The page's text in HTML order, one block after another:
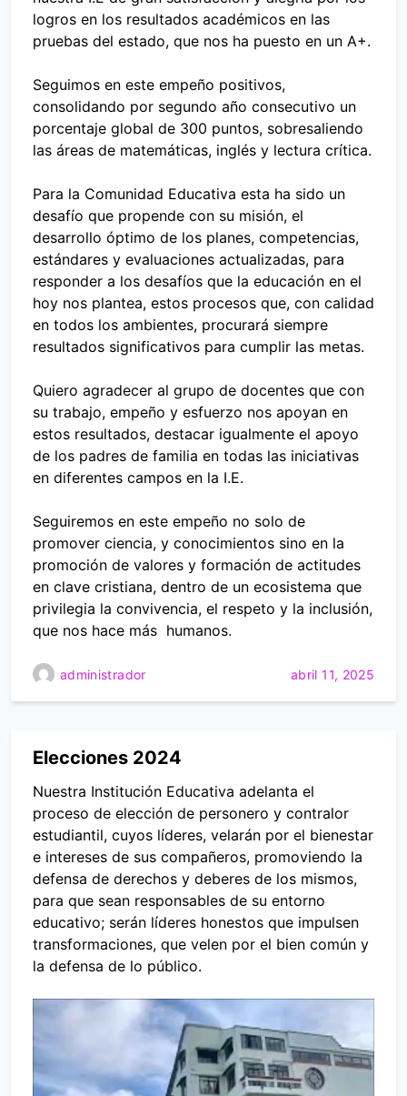
logros en los resultados académicos en las
pruebas del estado, que nos ha puesto en un A+.
Seguimos en este empeño positivos,
consolidando por segundo año consecutivo un
porcentaje global de 300 puntos, sobresaliendo
las áreas de matemáticas, inglés y lectura crítica.
Para la Comunidad Educativa esta ha sido un
desafío que propende con su misión, el
desarrollo óptimo de los planes, competencias,
estándares y evaluaciones actualizadas, para
responder a los desafíos que la educación en el
hoy nos plantea, estos procesos que, con calidad
en todos los ambientes, procurará siempre
resultados significativos para cumplir las metas.
Quiero agradecer al grupo de docentes que con
su trabajo, empeño y esfuerzo nos apoyan en
estos resultados, destacar igualmente el apoyo
de los padres de familia en todas las iniciativas
en diferentes campos en la I.E.
Seguiremos en este empeño no solo de
promover ciencia, y conocimientos sino en la
promoción de valores y formación de actitudes
en clave cristiana, dentro de un ecosistema que
privilegia la convivencia, el respeto y la inclusión,
que nos hace más humanos.
administrador abril 11, 2025
Elecciones 2024
Nuestra Institución Educativa adelanta el
proceso de elección de personero y contralor
estudiantil, cuyos líderes, velarán por el bienestar
e intereses de sus compañeros, promoviendo la
defensa de derechos y deberes de los mismos,
para que sean responsables de su entorno
educativo; serán líderes honestos que impulsen
transformaciones, que velen por el bien común y
la defensa de lo público.